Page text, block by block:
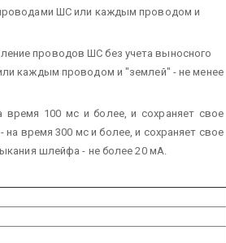
ШС или каждым проводом и
проводов ШС без учета выносного
каждым проводом и "землей" - не менее
время 100 мс и более, и сохраняет свое
время 300 мс и более, и сохраняет свое
шлейфа - не более 20 мА.